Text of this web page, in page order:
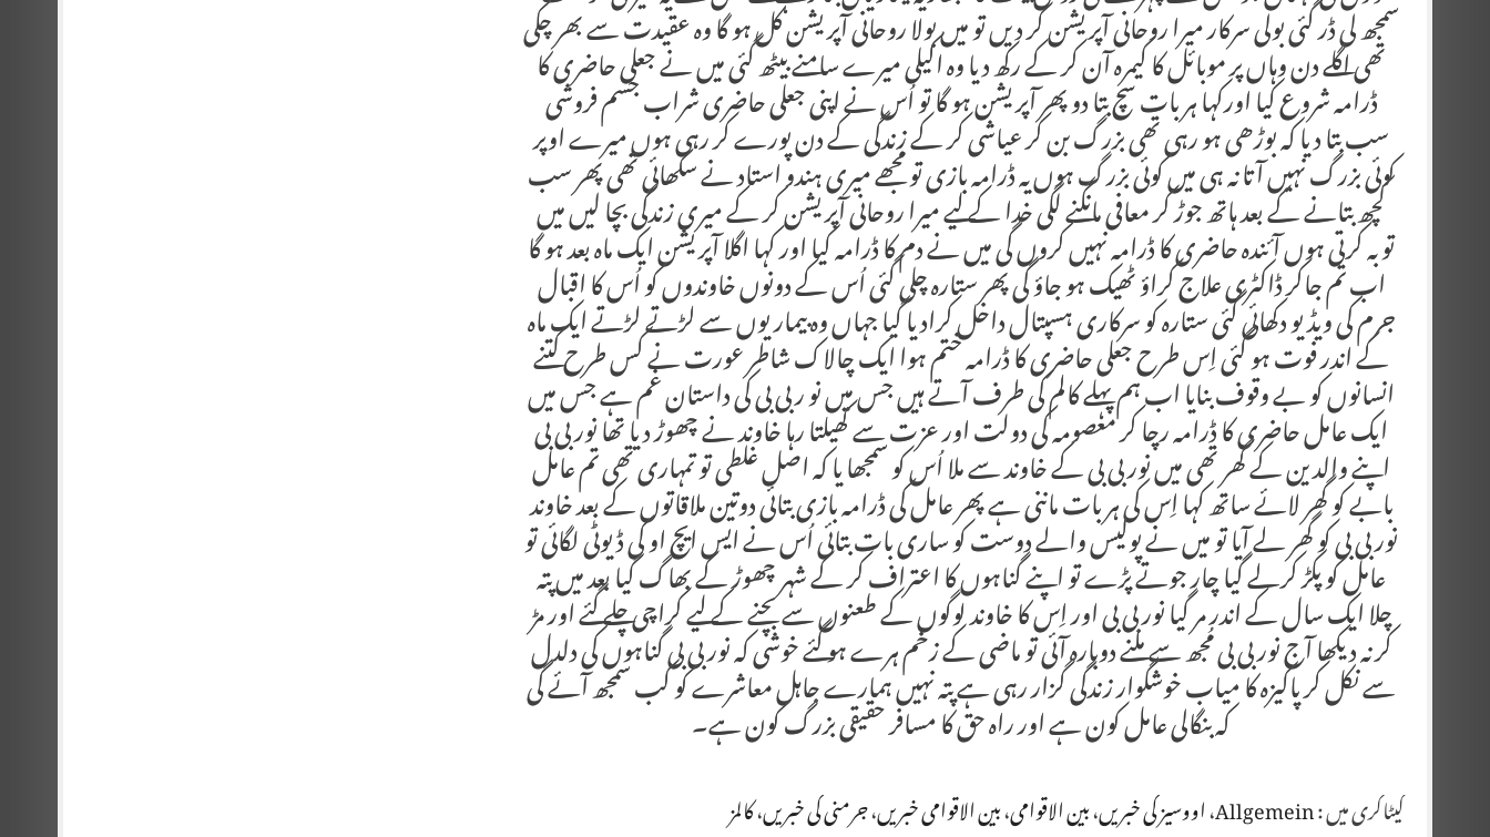
سمجھ لی ڈر گئی بولی سرکار میرا روحانی آپریشن کر دیں تو میں بولا روحانی آپریشن کل ہو گا وہ عقیدت سے بھر چکی
تھی اگلے دن وہاں پر موبائل کا کیمرہ آن کر کے رکھ دیا وہ اکیلی میرے سامنے بیٹھ گئی میں نے جعلی حاضری کا
ڈرامہ شروع کیا اورکہا ہر بات سچ بتا دو پھر ٓاپریشن ہو گا تو اُس نے اپنی جعلی حاضری شراب جسم فروشی
سب بتا دیا کہ بوڑھی ہو رہی تھی بزرگ بن کر عیاشی کر کے زندگی کے دن پورے کر رہی ہوں میرے اوپر
کوئی بزرگ نہیں آتا نہ ہی میں کوئی بزرگ ہوں یہ ڈرامہ بازی تو مجھے میری ہندو استاد نے سکھائی تھی پھر سب
کچھ بتانے کے بعد ہاتھ جوڑ کر معافی مانگنے لگی خدا کے لیے میرا روحانی آپریشن کر کے میری زندگی بچا لیں میں
توبہ کرتی ہوں آئندہ حاضری کا ڈرامہ نہیں کروں گی میں نے دم کا ڈرامہ کیا اور کہا اگلا آپریشن ایک ماہ بعد ہو گا
اب تم جاکر ڈاکٹری علاج کراؤ ٹھیک ہو جاؤ گی پھر ستارہ چلی گئی اُس کے دونوں خاوندوں کو اُس کا اقبال
جرم کی ویڈیو دکھائی گئی ستارہ کو سرکاری ہسپتال داخل کرادیا گیا جہاں وہ بیمار یوں سے لڑتے لڑتے ایک ماہ
کے اندر فوت ہو گئی اِس طرح جعلی حاضری کا ڈرامہ ختم ہوا ایک چالاک شاطر عورت نے کس طرح کتنے
انسانوں کو بے وقوف بنایا اب ہم پہلے کالم کی طرف آتے ہیں جس میں نو ر بی بی کی داستان غم ہے جس میں
ایک عامل حاضری کا ڈرامہ رچا کر معصومہ کی دولت اور عزت سے کھیلتا رہا خاوند نے چھوڑ دیا تھا نور بی بی
اپنے والدین کے گھر تھی میں نور بی بی کے خاوند سے ملا اُس کو سمجھا یا کہ اصل غلطی تو تمہاری تھی تم عامل
بابے کو گھر لائے ساتھ کہا اِس کی ہر بات ماننی ہے پھر عامل کی ڈرامہ بازی بتائی دوتین ملاقاتوں کے بعد خاوند
نور بی بی کو گھر لے آیا تو میں نے پولیس والے دوست کو ساری بات بتائی اُس نے ایس ایچ او کی ڈیوٹی لگائی تو
عامل کو پکڑ کرلے گیا چار جوتے پڑے تو اپنے گناہوں کا اعتراف کر کے شہر چھوڑ کے بھاگ گیا بعد میں پتہ
چلا ایک سال کے اندر مر گیا نور بی بی اور اِس کا خاوند لوگوں کے طعنوں سے بچنے کے لیے کراچی چلے گئے اور مڑ
کر نہ دیکھا آج نور بی بی مُجھ سے ملنے دوبارہ آئی تو ماضی کے زخم ہرے ہو گئے خوشی کہ نور بی بی گناہوں کی دلدل
سے نکل کر پاکیزہ کا میاب خوشگوار زندگی گزار رہی ہے پتہ نہیں ہمارے جاہل معاشرے کو کب سمجھ آئے گی
کہ بنگالی عامل کون ہے اور راہ حق کا مسافر حقیقی بزرگ کون ہے۔
کیٹاگری میں :Allgemein،اووسیز کی خبریں،بین الاقوامی،بین الاقوامی خبریں،جرمنی کی خبریں،کالمز